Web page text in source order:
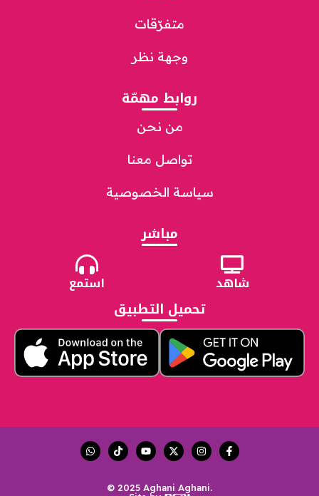
متفرّقات
وجهة نظر
روابط مهمّة
من نحن
تواصل معنا
سياسة الخصوصية
مباشر
شاهد استمع
تحميل التطبيق
© 2025 Aghani Aghani.